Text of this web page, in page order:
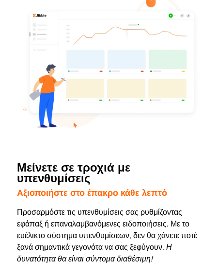
Μείνετε σε τροχιά με
υπενθυμίσεις
Αξιοποιήστε στο έπακρο κάθε λεπτό
Προσαρμόστε τις υπενθυμίσεις σας ρυθμίζοντας
εφάπαξ ή επαναλαμβανόμενες ειδοποιήσεις. Με το
ευέλικτο σύστημα υπενθυμίσεων, δεν θα χάνετε ποτέ
ξανά σημαντικά γεγονότα να σας ξεφύγουν. Η
δυνατότητα θα είναι σύντομα διαθέσιμη!